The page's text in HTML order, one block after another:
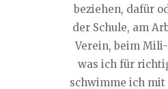
beziehen, dafür
der Schule, am
Verein, beim
was ich für
schwimme ich